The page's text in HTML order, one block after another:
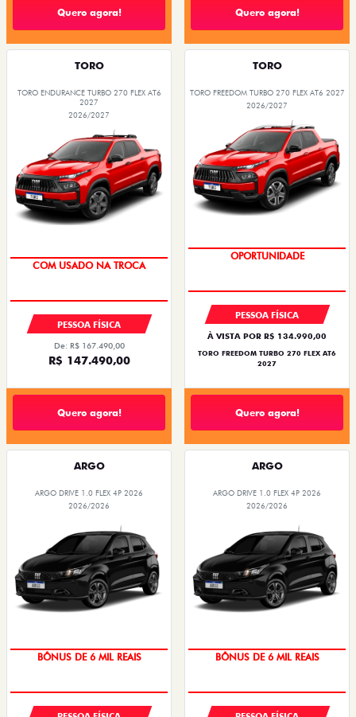
Quero agora! Quero agora!
TORO
TORO ENDURANCE TURBO 270 FLEX AT6
2027
2026/2027
COM USADO NA TROCA
PESSOA FÍSICA
De: R$ 167.490,00
R$ 147.490,00
Quero agora!
TORO
TORO FREEDOM TURBO 270 FLEX AT6 2027
2026/2027
OPORTUNIDADE
PESSOA FÍSICA
À VISTA POR R$ 134.990,00
TORO FREEDOM TURBO 270 FLEX AT6
2027
Quero agora!
ARGO
ARGO DRIVE 1.0 FLEX 4P 2026
2026/2026
BÔNUS DE 6 MIL REAIS
ARGO
ARGO DRIVE 1.0 FLEX 4P 2026
2026/2026
BÔNUS DE 6 MIL REAIS